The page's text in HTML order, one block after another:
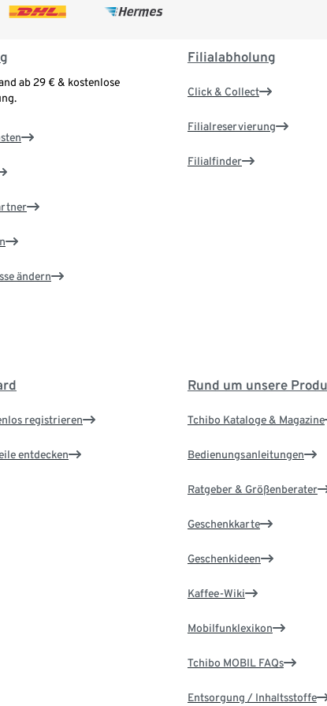
ab 29 € & kostenlose
ändern
Filialabholung
Click & Collect
Filialreservierung
Filialfinder
registrieren
entdecken
Rund um unsere
Tchibo Kataloge & Magazine
Bedienungsanleitungen
Ratgeber & Größenberater
Geschenkkarte
Geschenkideen
Kaffee-Wiki
Mobilfunklexikon
Tchibo MOBIL FAQs
Entsorgung / Inhaltsstoffe